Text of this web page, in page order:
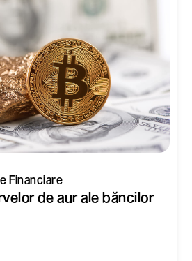
Financiare
de aur ale băncilor